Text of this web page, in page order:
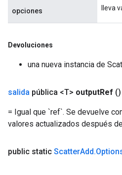
opciones lleva
Devoluciones
una nueva instancia de
salida pública <T> outputRef ()
= Igual que `ref`. Se devuelve
valores actualizados después
public static ScatterAdd.